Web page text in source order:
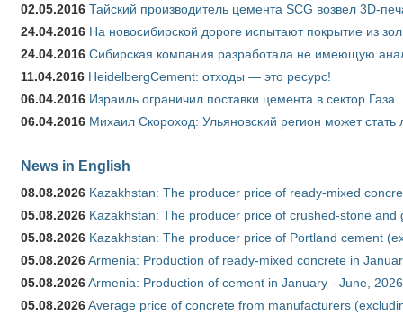
02.05.2016 Тайский производитель цемента SCG возвел 3D-
24.04.2016 На новосибирской дороге испытают покрытие из
24.04.2016 Сибирская компания разработала не имеющую
11.04.2016 HeidelbergCement: отходы — это ресурс!
06.04.2016 Израиль ограничил поставки цемента в сектор Газа
06.04.2016 Михаил Скороход: Ульяновский регион может
News in English
08.08.2026 Kazakhstan: The producer price of ready-mixed
05.08.2026 Kazakhstan: The producer price of crushed-stone and
05.08.2026 Kazakhstan: The producer price of Portland cement
05.08.2026Armenia: Production of ready-mixed concrete in
05.08.2026Armenia: Production of cement in January - June, 2026
05.08.2026Average price of concrete from manufacturers